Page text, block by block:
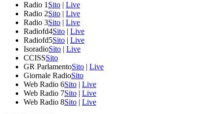
Radio 1 Sito | Live
Radio 2Sito | Live
Radio 3Sito | Live
Radiofd4Sito | Live
Radiofd5Sito | Live
IsoradioSito | Live
CCISSSito
GR ParlamentoSito | Live
Giornale RadioSito
Web Radio 6Sito | Live
Web Radio 7Sito | Live
Web Radio 8Sito | Live